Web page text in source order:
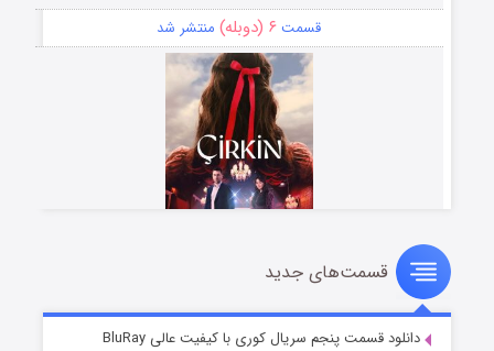
قسمت ۶ (دوبله) منتشر شد
سریال زشت
قسمت۵ (زیرنویس) منتشر شد
قسمت‌های جدید
دانلود قسمت پنجم سریال کوری با کیفیت عالی BluRay